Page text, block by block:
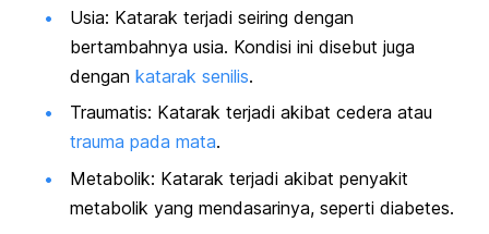
Usia: Katarak terjadi seiring dengan
bertambahnya usia. Kondisi ini disebut juga
dengan katarak senilis.
Traumatis: Katarak terjadi akibat cedera atau
trauma pada mata.
Metabolik: Katarak terjadi akibat penyakit
metabolik yang mendasarinya, seperti diabetes.